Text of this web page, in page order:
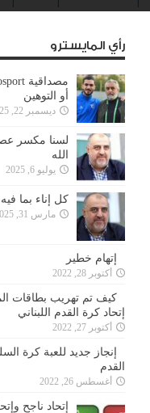
رأي المايسترو
أو التوهين
ديسمبر 22, 2025
لسنا مكسر
الله
يوليو 6, 2025
كل إناء بما
مارس 31, 2025
إتهام خطير
أكتوبر 28, 2022
كيف تم تهريب بطاقات
إتحاد كرة القدم اللبناني
أكتوبر 27, 2022
إنجاز جديد للعبة كرة
القدم
أغسطس 26, 2022
إتحاد ناجح